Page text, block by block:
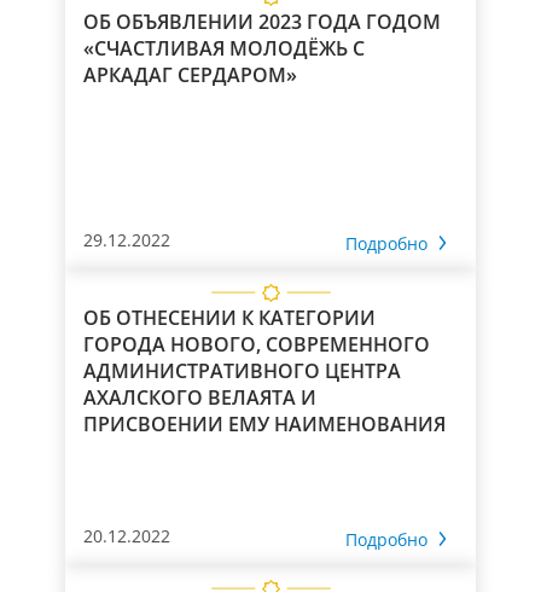
ОБ ОБЪЯВЛЕНИИ 2023 ГОДА ГОДОМ
«СЧАСТЛИВАЯ МОЛОДЁЖЬ С
АРКАДАГ СЕРДАРОМ»
29.12.2022 Подробно
ОБ ОТНЕСЕНИИ К КАТЕГОРИИ
ГОРОДА НОВОГО, СОВРЕМЕННОГО
АДМИНИСТРАТИВНОГО ЦЕНТРА
АХАЛСКОГО ВЕЛАЯТА И
ПРИСВОЕНИИ ЕМУ НАИМЕНОВАНИЯ
20.12.2022 Подробно